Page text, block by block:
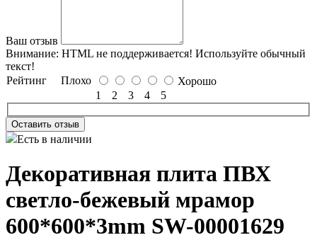
Ваш отзыв
Внимание: HTML не поддерживается! Используйте обычный
текст!
Рейтинг Плохо
Хорошо
1
2 3 4 5
Оставить отзыв
Есть в наличии
Декоративная плита ПВХ
светло-бежевый мрамор
600*600*3mm SW-00001629